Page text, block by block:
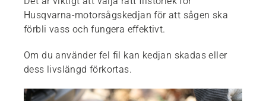
Husqvarna-motorsågskedjan för att sågen ska
förbli vass och fungera effektivt.
Om du använder fel fil kan kedjan skadas eller
dess livslängd förkortas.